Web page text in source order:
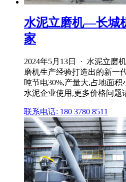
水泥立磨机—长城
家
2024年5月13日 · 水泥立磨
磨机生产经验打造出的新一
吨节电30%,产量大,占地面
水泥企业使用,更多价格问题
联系电话: 180 3780 8511